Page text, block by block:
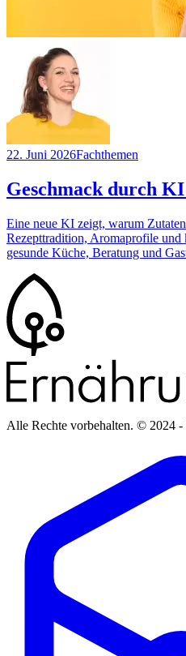
22. Juni 2026Fachthemen
Geschmack durch
Eine neue KI zeigt, warum
Rezepttradition, Aromaprofile und
gesunde Küche, Beratung und
Alle Rechte vorbehalten. © 2024 -